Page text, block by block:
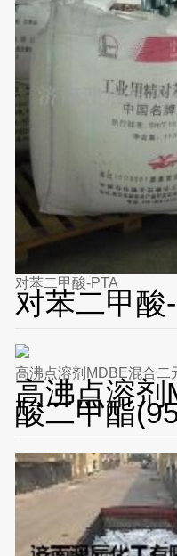
对苯二甲酸-PTA
对苯二甲酸
高沸点溶剂MDBE混合二
高沸点溶剂
酸二甲酯